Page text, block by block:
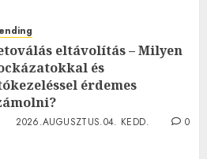
eltávolítás – Milyen
és
érdemes
2026.AUGUSZTUS.04. KEDD.
0